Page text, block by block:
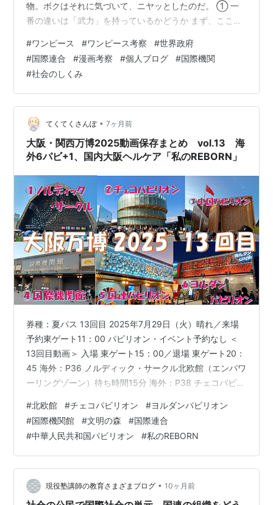
物。ボクはそれに気づいて、ニヤッとしたのだ。 ① 一
番の違いは「武力」を持っているかどうか まず、ここが
巨大な軍隊「海軍」を持っている・暗躍専門の諜報・暗
殺組織「CP」もいる・逆らう国はバスターコールで物理
的に消す 話し合いとか以前に、「言うこと聞かないなら
消します」が成立する世界なのだ。怖いのだ。 ■ 国際連
合（現実） 一方、現実の国連はというと―― ・国連軍と
いうものは存在しない・PKO…
#ワンピース #ワンピース考察 #世界政府
#国際連合 #漫画考察 #個人ブログ #国際機関
#社会のしくみ
てくてくさんぽ • 7ヶ月前
大阪・関西万博2025動画保存まとめ vol.13 海
外6パビ+1、国内大阪ヘルケア「私のREBORN」
券種：夏パス 13回目 2025年7月29日（火）晴れ／来場
予約東ゲート11：00 パビリオン・イベント予約なし ＜
13回目動画＞ 入場 東ゲート15：00／退場 東ゲート20：
45 海外：P36 ノルディック・サークル北欧館（エンパワ
ーリングゾーン）待ち時間15分 海外：P38 チェコパビリ
P28 中華人民共和国（エンパワーリングゾーン）待ち時
間30分 海外：P29 国際機関館（エンパワーリングゾー
ン）待ち時間なし 海外：P30 国連パビリオン（エンパワ
ーリングゾーン）待ち時間15分 海外：文明の森（エンパ
ワーリングゾーン）待ち時間なし 海…
#北欧館 #チェコパビリオン #ヨルダンパビリオン
#国際機関館 #文明の森 #国際連合
#中華人民共和国パビリオン #私のREBORN
現役塾講師の教育さまざまブログ • 10ヶ月前